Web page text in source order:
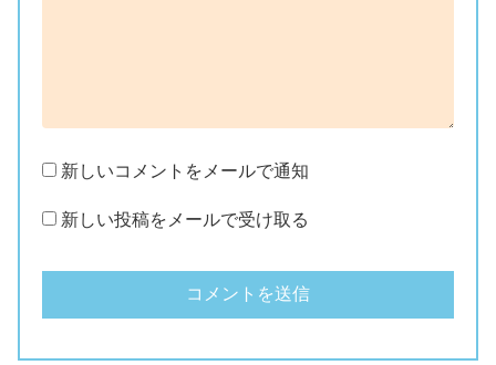
新しいコメントをメールで通知
新しい投稿をメールで受け取る